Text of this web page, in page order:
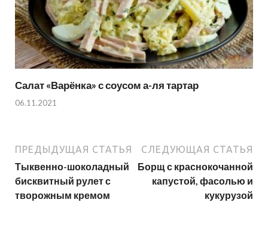
Салат «Варёнка» с соусом а-ля тартар
06.11.2021
ПРЕДЫДУЩАЯ СТАТЬЯ
Тыквенно-шоколадный
бисквитный рулет с
творожным кремом
СЛЕДУЮЩАЯ СТАТЬЯ
Борщ с краснокочанной
капустой, фасолью и
кукурузой